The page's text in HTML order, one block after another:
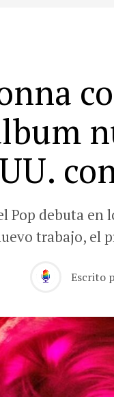
Pop debuta
trabajo, el
Escrito